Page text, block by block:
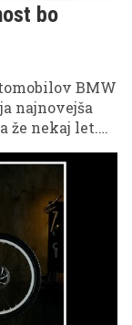
bo
BMW
najnovejša
že nekaj let.